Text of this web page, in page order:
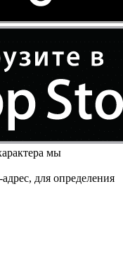
мы
для определения